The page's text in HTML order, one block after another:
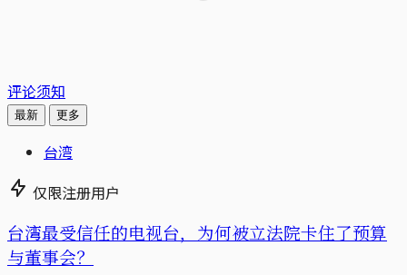
评论须知
最新 更多
台湾
仅限注册用户
台湾最受信任的电视台，为何被立法院卡住了预算
与董事会？